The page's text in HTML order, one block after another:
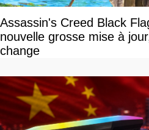
Assassin's Creed Black
nouvelle grosse mise à
change